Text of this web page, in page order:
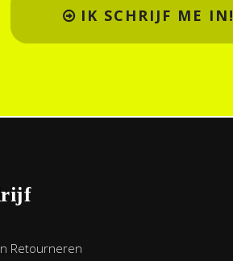
IK SCHRIJF ME IN!
Retourneren